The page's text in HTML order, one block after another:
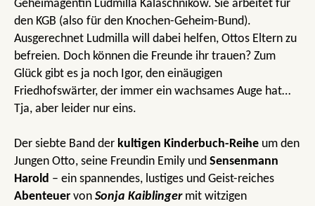
Geheimagentin Ludmilla Kalaschnikow. Sie arbeitet für
den KGB (also für den Knochen-Geheim-Bund).
Ausgerechnet Ludmilla will dabei helfen, Ottos Eltern zu
befreien. Doch können die Freunde ihr trauen? Zum
Glück gibt es ja noch Igor, den einäugigen
Friedhofswärter, der immer ein wachsames Auge hat…
Tja, aber leider nur eins.
Der siebte Band der kultigen Kinderbuch-Reihe um den
Jungen Otto, seine Freundin Emily und Sensenmann
Harold – ein spannendes, lustiges und Geist-reiches
Abenteuer von Sonja Kaiblingermit witzigen